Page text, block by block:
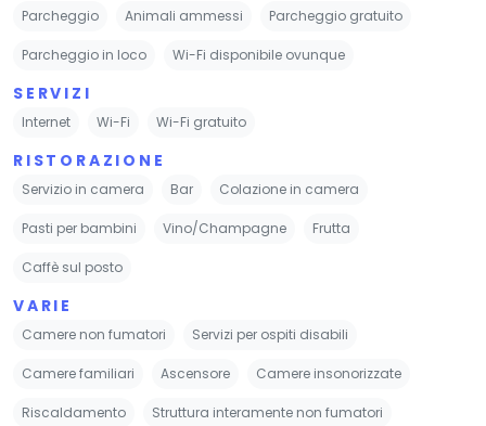
Parcheggio Animali ammessi Parcheggio gratuito
Parcheggio in loco Wi-Fi disponibile ovunque
SERVIZI
Internet Wi-Fi Wi-Fi gratuito
RISTORAZIONE
Servizio in camera Bar Colazione in camera
Pasti per bambini Vino/Champagne Frutta
Caffè sul posto
VARIE
Camere non fumatori Servizi per ospiti disabili
Camere familiari Ascensore Camere insonorizzate
Riscaldamento Struttura interamente non fumatori